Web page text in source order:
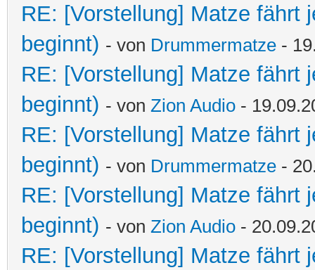
RE: [Vorstellung] Matze fährt
beginnt) - von Drummermatze -
RE: [Vorstellung] Matze fährt
beginnt) - von Zion Audio -
RE: [Vorstellung] Matze fährt
beginnt) - von Drummermatze -
RE: [Vorstellung] Matze fährt
beginnt) - von Zion Audio -
RE: [Vorstellung] Matze fährt